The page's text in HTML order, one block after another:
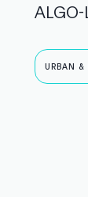
URBAN &